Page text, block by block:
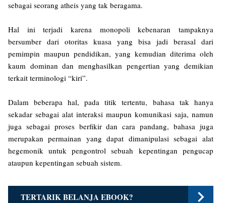
sebagai seorang atheis yang tak beragama.
Hal ini terjadi karena monopoli kebenaran tampaknya
bersumber dari otoritas kuasa yang bisa jadi berasal dari
pemimpin maupun pendidikan, yang kemudian diterima oleh
kaum dominan dan menghasilkan pengertian yang demikian
terkait terminologi “kiri”.
Dalam beberapa hal, pada titik tertentu, bahasa tak hanya
sekadar sebagai alat interaksi maupun komunikasi saja, namun
juga sebagai proses berfikir dan cara pandang, bahasa juga
merupakan permainan yang dapat dimanipulasi sebagai alat
hegemonik untuk pengontrol sebuah kepentingan pengucap
ataupun kepentingan sebuah sistem.
TERTARIK BELANJA EBOOK?